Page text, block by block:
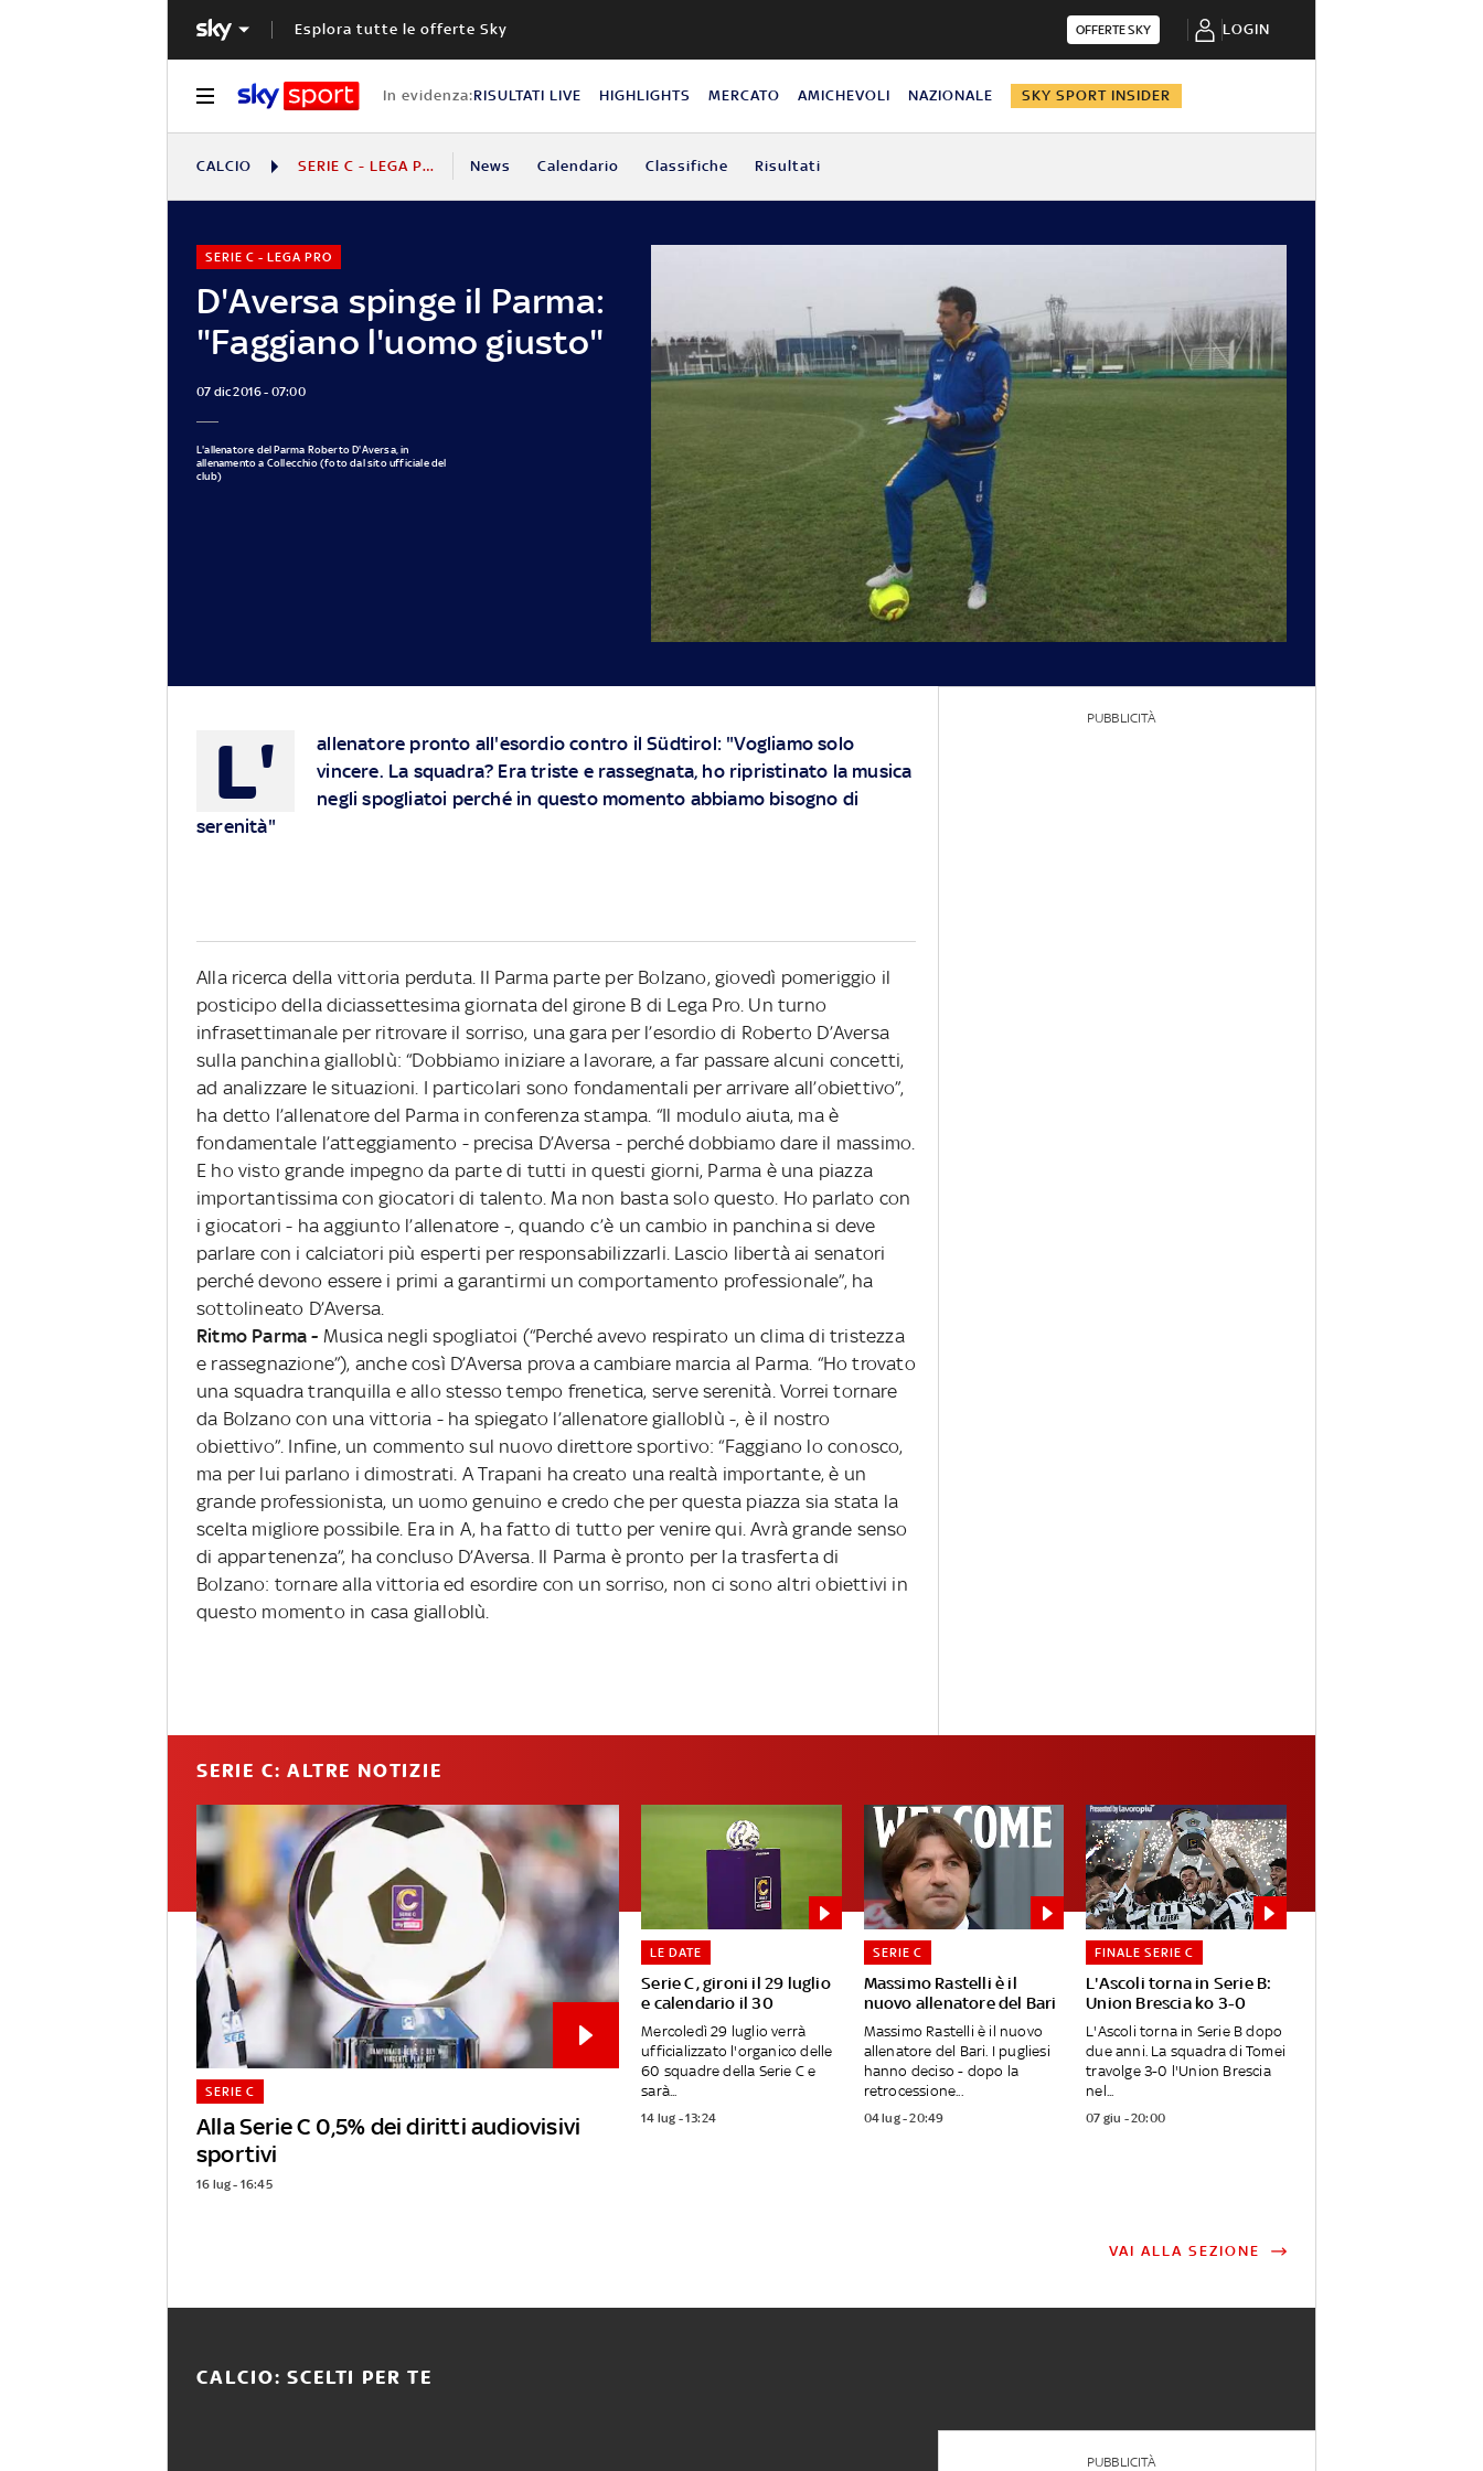
Esplora tutte le offerte Sky OFFERTE SKY LOGIN
In evidenza:RISULTATI LIVE HIGHLIGHTS MERCATO AMICHEVOLI NAZIONALE SKY SPORT INSIDER
CALCIO SERIE C - LEGA PRO News Calendario Classifiche Risultati
D'Aversa spinge il Parma:
"Faggiano l'uomo giusto"
SERIE C - LEGA PRO
07 dic 2016 - 07:00
L'allenatore del Parma Roberto D'Aversa, in
allenamento a Collecchio (foto dal sito ufficiale del
club)
L'
allenatore pronto all'esordio contro il Südtirol: "Vogliamo solo
vincere. La squadra? Era triste e rassegnata, ho ripristinato la musica
negli spogliatoi perché in questo momento abbiamo bisogno di
serenità"
Alla ricerca della vittoria perduta. Il Parma parte per Bolzano, giovedì pomeriggio il
posticipo della diciassettesima giornata del girone B di Lega Pro. Un turno
infrasettimanale per ritrovare il sorriso, una gara per l’esordio di Roberto D’Aversa
sulla panchina gialloblù: “Dobbiamo iniziare a lavorare, a far passare alcuni concetti,
ad analizzare le situazioni. I particolari sono fondamentali per arrivare all’obiettivo”,
ha detto l’allenatore del Parma in conferenza stampa. “Il modulo aiuta, ma è
fondamentale l’atteggiamento - precisa D’Aversa - perché dobbiamo dare il massimo.
E ho visto grande impegno da parte di tutti in questi giorni, Parma è una piazza
importantissima con giocatori di talento. Ma non basta solo questo. Ho parlato con
i giocatori - ha aggiunto l’allenatore -, quando c’è un cambio in panchina si deve
parlare con i calciatori più esperti per responsabilizzarli. Lascio libertà ai senatori
perché devono essere i primi a garantirmi un comportamento professionale”, ha
sottolineato D’Aversa.
Ritmo Parma - Musica negli spogliatoi (“Perché avevo respirato un clima di tristezza
e rassegnazione”), anche così D’Aversa prova a cambiare marcia al Parma. “Ho trovato
una squadra tranquilla e allo stesso tempo frenetica, serve serenità. Vorrei tornare
da Bolzano con una vittoria - ha spiegato l’allenatore gialloblù -, è il nostro
obiettivo”. Infine, un commento sul nuovo direttore sportivo: “Faggiano lo conosco,
ma per lui parlano i dimostrati. A Trapani ha creato una realtà importante, è un
grande professionista, un uomo genuino e credo che per questa piazza sia stata la
scelta migliore possibile. Era in A, ha fatto di tutto per venire qui. Avrà grande senso
di appartenenza”, ha concluso D’Aversa. Il Parma è pronto per la trasferta di
Bolzano: tornare alla vittoria ed esordire con un sorriso, non ci sono altri obiettivi in
questo momento in casa gialloblù.
PUBBLICITÀ
SERIE C: ALTRE NOTIZIE
Alla Serie C 0,5% dei diritti audiovisivi
sportivi
SERIE C
16 lug - 16:45
Serie C, gironi il 29 luglio
e calendario il 30
LE DATE
Mercoledì 29 luglio verrà
ufficializzato l'organico delle
60 squadre della Serie C e
sarà...
14 lug - 13:24
Massimo Rastelli è il
nuovo allenatore del Bari
SERIE C
Massimo Rastelli è il nuovo
allenatore del Bari. I pugliesi
hanno deciso - dopo la
retrocessione...
04 lug - 20:49
L'Ascoli torna in Serie B:
Union Brescia ko 3-0
FINALE SERIE C
L'Ascoli torna in Serie B dopo
due anni. La squadra di Tomei
travolge 3-0 l'Union Brescia
nel...
07 giu - 20:00
VAI ALLA SEZIONE
CALCIO: SCELTI PER TE
PUBBLICITÀ